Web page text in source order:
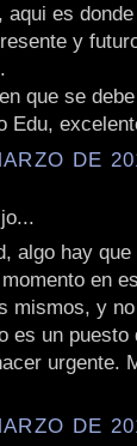
aqui es
y
que se
Edu,
DE
algo hay
en
mismos, y
es un
urgente.
DE